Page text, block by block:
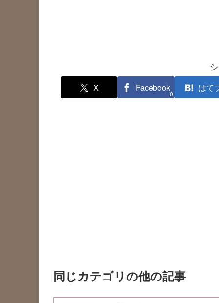
X Facebook
0
はて
同じカテゴリの他の記事